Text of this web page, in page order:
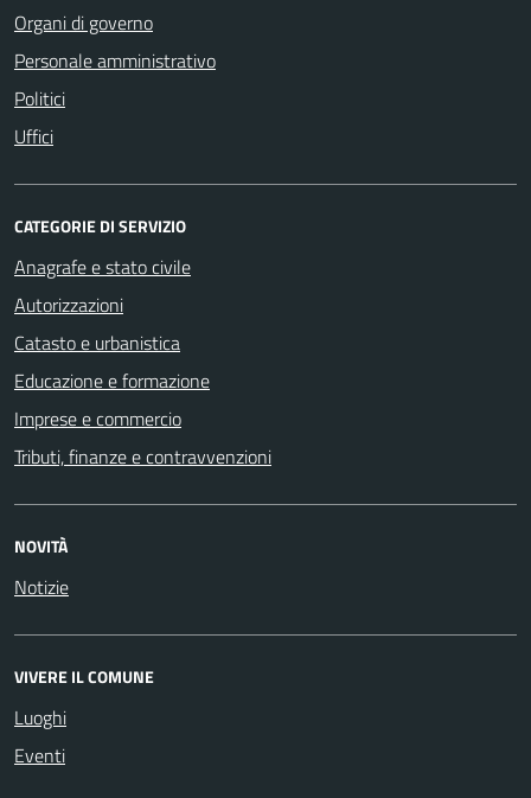
Organi di governo
Personale amministrativo
Politici
Uffici
CATEGORIE DI SERVIZIO
Anagrafe e stato civile
Autorizzazioni
Catasto e urbanistica
Educazione e formazione
Imprese e commercio
Tributi, finanze e contravvenzioni
NOVITÀ
Notizie
VIVERE IL COMUNE
Luoghi
Eventi